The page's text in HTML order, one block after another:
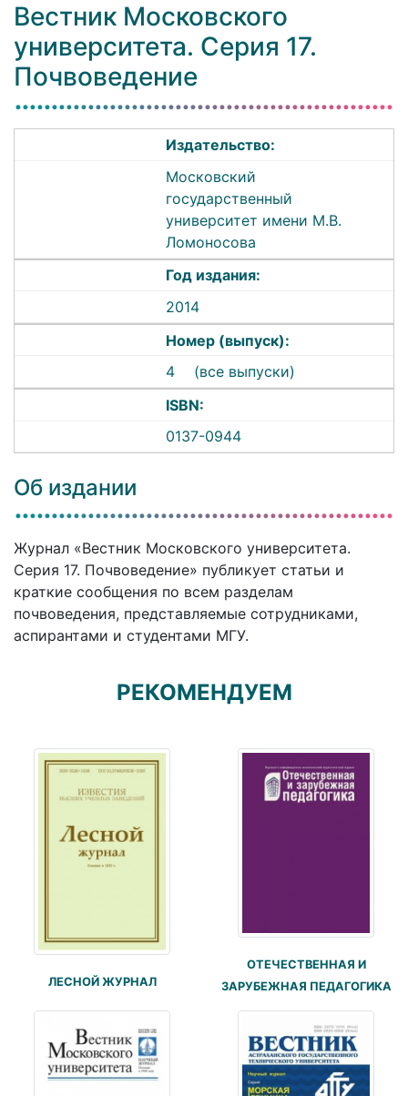
Вестник Московского
университета. Серия 17.
Почвоведение
Издательство:
Московский
государственный
университет имени М.В.
Ломоносова
Год издания:
2014
Номер (выпуск):
4
(все выпуски)
ISBN:
0137-0944
Об издании
Журнал «Вестник Московского университета.
Серия 17. Почвоведение» публикует статьи и
краткие сообщения по всем разделам
почвоведения, представляемые сотрудниками,
аспирантами и студентами МГУ.
РЕКОМЕНДУЕМ
ЛЕСНОЙ ЖУРНАЛ
ОТЕЧЕСТВЕННАЯ И
ЗАРУБЕЖНАЯ ПЕДАГОГИКА